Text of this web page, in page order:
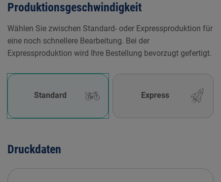
Produktionsgeschwindigkeit
Wählen Sie zwischen Standard- oder Expressproduktion für
eine noch schnellere Bearbeitung. Bei der
Expressproduktion wird Ihre Bestellung bevorzugt gefertigt.
Standard Express
Druckdaten